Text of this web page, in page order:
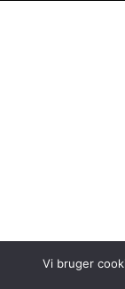
Vi bruger